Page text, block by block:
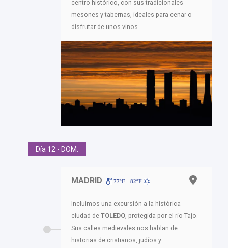
centro histórico, con sus tradicionales
mesones y tabernas, ideales para cenar o
disfrutar de unos vinos.
Día 12 - DOM.
MADRID 77ºF - 82ºF
Incluimos una excursión a la histórica
ciudad de TOLEDO , protegida por el río Tajo.
Sus calles medievales nos hablan de
historias de cristianos, judíos y